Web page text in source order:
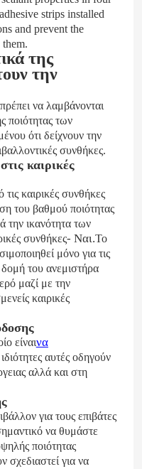
strips installed
and prevent the
της
την
να λαμβάνονται
ποιότητας των
ότι δείχνουν την
συνθήκες.
καιρικές
καιρικές συνθήκες
του βαθμού ποιότητας
την ικανότητα των
συνθήκες- Ναι.Το
μόνο για τις
του ανεμιστήρα
μαζί με την
καιρικές
είναινα
αυτές οδηγούν
αλλά και στη
για τους επιβάτες
να θυμάστε
ποιότητας
σχεδιαστεί για να